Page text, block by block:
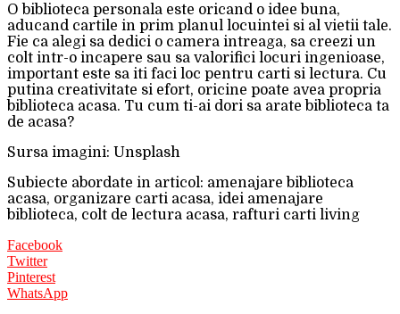
O biblioteca personala este oricand o idee buna,
aducand cartile in prim planul locuintei si al vietii tale.
Fie ca alegi sa dedici o camera intreaga, sa creezi un
colt intr-o incapere sau sa valorifici locuri ingenioase,
important este sa iti faci loc pentru carti si lectura. Cu
putina creativitate si efort, oricine poate avea propria
biblioteca acasa. Tu cum ti-ai dori sa arate biblioteca ta
de acasa?
Sursa imagini: Unsplash
Subiecte abordate in articol: amenajare biblioteca
acasa, organizare carti acasa, idei amenajare
biblioteca, colt de lectura acasa, rafturi carti living
Facebook
Twitter
Pinterest
WhatsApp